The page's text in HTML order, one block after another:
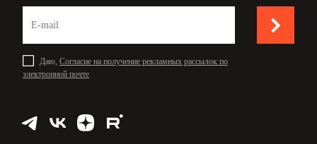
Даю, Согласие на получение рекламных рассылок по
электронной почте